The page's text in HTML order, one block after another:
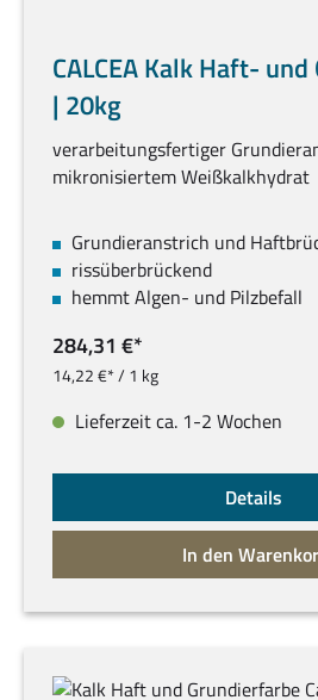
CALCEA Kalk Haft-
| 20kg
verarbeitungsfertiger
mikronisiertem Weißkalkhydrat
Grundieranstrich und
rissüberbrückend
hemmt Algen- und Pilzbefall
284,31 €*
14,22 €* / 1 kg
Lieferzeit ca. 1-2 Wochen
Details
In den